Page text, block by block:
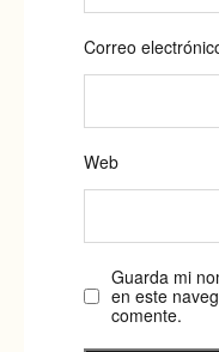
Correo
Web
Guarda mi
en este
comente.